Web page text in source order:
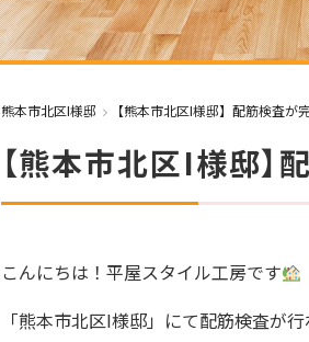
熊本市北区I様邸 【熊本市北区I様邸】配筋検査が
【熊本市北区I様邸】
こんにちは！平屋スタイル工房です
「熊本市北区I様邸」にて配筋検査が